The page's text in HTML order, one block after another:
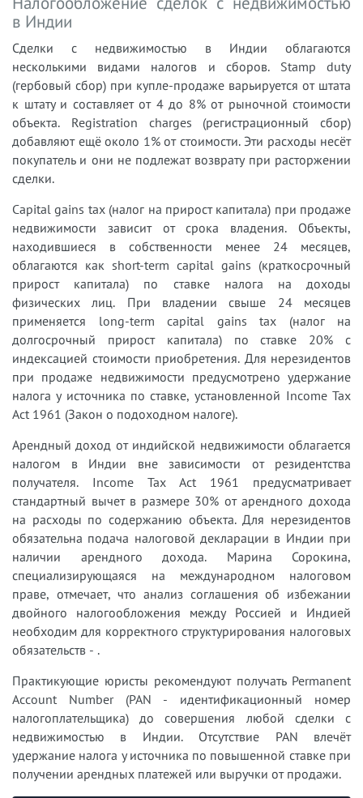
в Индии
Сделки с недвижимостью в Индии облагаются
несколькими видами налогов и сборов. Stamp duty
(гербовый сбор) при купле-продаже варьируется от штата
к штату и составляет от 4 до 8% от рыночной стоимости
объекта. Registration charges (регистрационный сбор)
добавляют ещё около 1% от стоимости. Эти расходы несёт
покупатель и они не подлежат возврату при расторжении
сделки.
Capital gains tax (налог на прирост капитала) при продаже
недвижимости зависит от срока владения. Объекты,
находившиеся в собственности менее 24 месяцев,
облагаются как short-term capital gains (краткосрочный
прирост капитала) по ставке налога на доходы
физических лиц. При владении свыше 24 месяцев
применяется long-term capital gains tax (налог на
долгосрочный прирост капитала) по ставке 20% с
индексацией стоимости приобретения. Для нерезидентов
при продаже недвижимости предусмотрено удержание
налога у источника по ставке, установленной Income Tax
Act 1961 (Закон о подоходном налоге).
Арендный доход от индийской недвижимости облагается
налогом в Индии вне зависимости от резидентства
получателя. Income Tax Act 1961 предусматривает
стандартный вычет в размере 30% от арендного дохода
на расходы по содержанию объекта. Для нерезидентов
обязательна подача налоговой декларации в Индии при
наличии арендного дохода. Марина Сорокина,
специализирующаяся на международном налоговом
праве, отмечает, что анализ соглашения об избежании
двойного налогообложения между Россией и Индией
необходим для корректного структурирования налоговых
обязательств - .
Практикующие юристы рекомендуют получать Permanent
Account Number (PAN - идентификационный номер
налогоплательщика) до совершения любой сделки с
недвижимостью в Индии. Отсутствие PAN влечёт
удержание налога у источника по повышенной ставке при
получении арендных платежей или выручки от продажи.